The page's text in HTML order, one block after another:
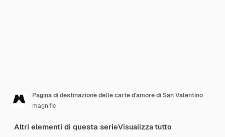
Pagina di destinazione delle carte d'amore di San Valentino
magnific
Altri elementi di questa serieVisualizza tutto